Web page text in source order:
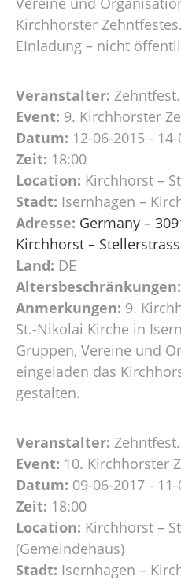
Kirchhorster
EInladung – nicht
Veranstalter:
Event: 9. Kirchhorster
Datum: 12-06-2015 -
Zeit: 18:00
Location: Kirchhorst –
Stadt: Isernhagen –
Adresse: Germany –
Kirchhorst –
Land: DE
Altersbeschränkungen:
Anmerkungen: 9.
St.-Nikolai Kirche in
Gruppen, Vereine und
eingeladen das
gestalten.
Veranstalter:
Event: 10. Kirchhorster
Datum: 09-06-2017 -
Zeit: 18:00
Location: Kirchhorst –
(Gemeindehaus)
Stadt: Isernhagen –